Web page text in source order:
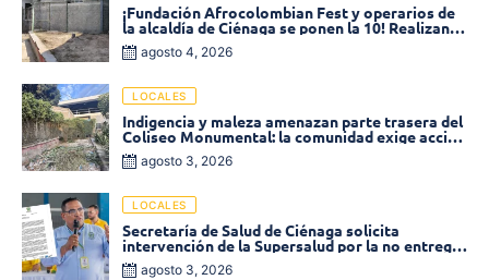
¡Fundación Afrocolombian Fest y operarios de
la alcaldía de Ciénaga se ponen la 10! Realizan
limpieza de la parte posterior del Coliseo
Monumental
agosto 4, 2026
LOCALES
Indigencia y maleza amenazan parte trasera del
Coliseo Monumental: la comunidad exige acción
inmediata!
agosto 3, 2026
LOCALES
Secretaría de Salud de Ciénaga solicita
intervención de la Supersalud por la no entrega
de medicamentos en las EPS
agosto 3, 2026